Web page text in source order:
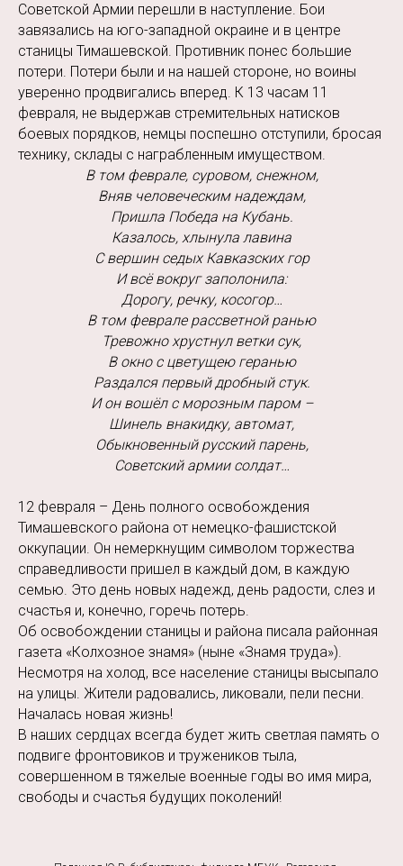
Советской Армии перешли в наступление. Бои
завязались на юго-западной окраине и в центре
станицы Тимашевской. Противник понес большие
потери. Потери были и на нашей стороне, но воины
уверенно продвигались вперед. К 13 часам 11
февраля, не выдержав стремительных натисков
боевых порядков, немцы поспешно отступили, бросая
технику, склады с награбленным имуществом.
В том феврале, суровом, снежном,
Вняв человеческим надеждам,
Пришла Победа на Кубань.
Казалось, хлынула лавина
С вершин седых Кавказских гор
И всё вокруг заполонила:
Дорогу, речку, косогор…
В том феврале рассветной ранью
Тревожно хрустнул ветки сук,
В окно с цветущею геранью
Раздался первый дробный стук.
И он вошёл с морозным паром –
Шинель внакидку, автомат,
Обыкновенный русский парень,
Советский армии солдат…
12 февраля – День полного освобождения
Тимашевского района от немецко-фашистской
оккупации. Он немеркнущим символом торжества
справедливости пришел в каждый дом, в каждую
семью. Это день новых надежд, день радости, слез и
счастья и, конечно, горечь потерь.
Об освобождении станицы и района писала районная
газета «Колхозное знамя» (ныне «Знамя труда»).
Несмотря на холод, все население станицы высыпало
на улицы. Жители радовались, ликовали, пели песни.
Началась новая жизнь!
В наших сердцах всегда будет жить светлая память о
подвиге фронтовиков и тружеников тыла,
совершенном в тяжелые военные годы во имя мира,
свободы и счастья будущих поколений!